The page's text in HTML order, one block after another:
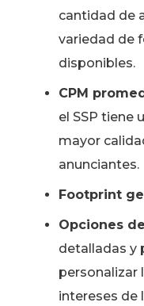
cantidad de
variedad de
disponibles.
CPM
el SSP tiene
mayor
anunciantes.
Footprint
Opciones
detalladas y
personalizar
intereses de